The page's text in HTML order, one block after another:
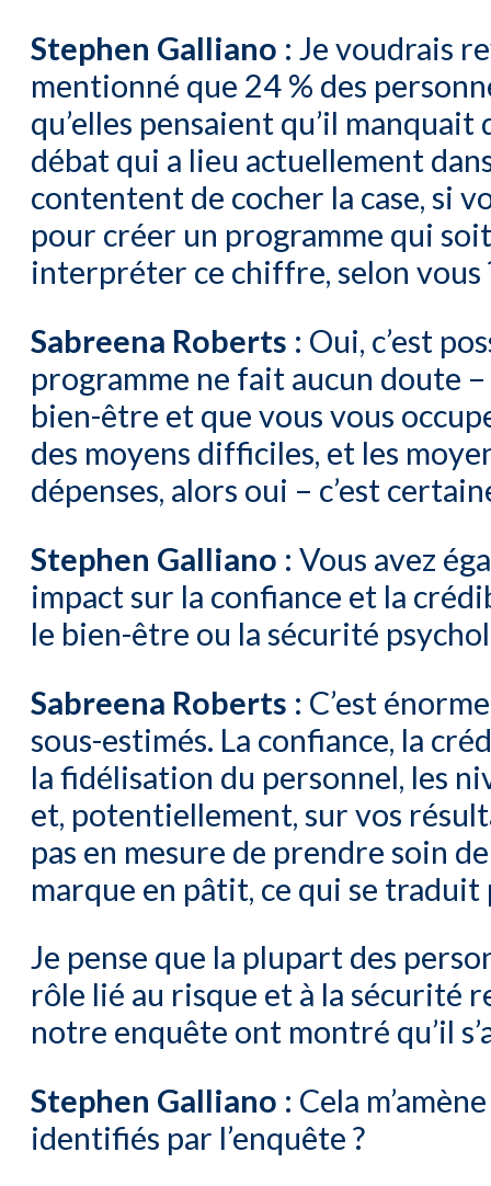
Stephen Galliano : Je voudrais
mentionné que 24 % des
qu’elles pensaient qu’il
débat qui a lieu actuellement
contentent de cocher la case, si
pour créer un programme qui
interpréter ce chiffre, selon vous
Sabreena Roberts : Oui, c’est
programme ne fait aucun doute
bien-être et que vous vous
des moyens difficiles, et les
dépenses, alors oui – c’est
Stephen Galliano : Vous avez
impact sur la confiance et la
le bien-être ou la sécurité
Sabreena Roberts : C’est
sous-estimés. La confiance, la
la fidélisation du personnel, les
et, potentiellement, sur vos
pas en mesure de prendre soin
marque en pâtit, ce qui se
Je pense que la plupart des
rôle lié au risque et à la sécurité
notre enquête ont montré qu’il
Stephen Galliano : Cela
identifiés par l’enquête ?